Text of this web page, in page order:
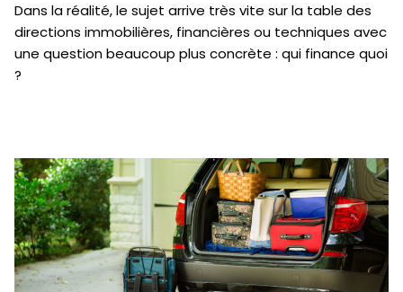
Dans la réalité, le sujet arrive très vite sur la table des
directions immobilières, financières ou techniques avec
une question beaucoup plus concrète : qui finance quoi
?